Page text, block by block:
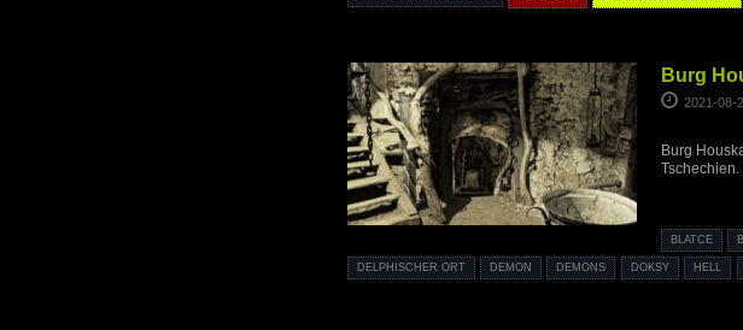
Burg
2021-08-
Burg
Tschechien.
BLATCE
DELPHISCHER ORT DEMON DEMONS DOKSY HELL